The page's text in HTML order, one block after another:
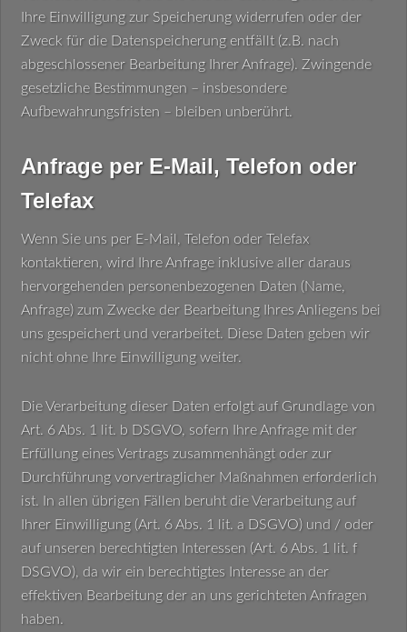
Ihre Einwilligung zur Speicherung widerrufen oder der
Zweck für die Datenspeicherung entfällt (z.B. nach
abgeschlossener Bearbeitung Ihrer Anfrage). Zwingende
gesetzliche Bestimmungen – insbesondere
Aufbewahrungsfristen – bleiben unberührt.
Anfrage per E-Mail, Telefon oder
Telefax
Wenn Sie uns per E-Mail, Telefon oder Telefax
kontaktieren, wird Ihre Anfrage inklusive aller daraus
hervorgehenden personenbezogenen Daten (Name,
Anfrage) zum Zwecke der Bearbeitung Ihres Anliegens bei
uns gespeichert und verarbeitet. Diese Daten geben wir
nicht ohne Ihre Einwilligung weiter.
Die Verarbeitung dieser Daten erfolgt auf Grundlage von
Art. 6 Abs. 1 lit. b DSGVO, sofern Ihre Anfrage mit der
Erfüllung eines Vertrags zusammenhängt oder zur
Durchführung vorvertraglicher Maßnahmen erforderlich
ist. In allen übrigen Fällen beruht die Verarbeitung auf
Ihrer Einwilligung (Art. 6 Abs. 1 lit. a DSGVO) und / oder
auf unseren berechtigten Interessen (Art. 6 Abs. 1 lit. f
DSGVO), da wir ein berechtigtes Interesse an der
effektiven Bearbeitung der an uns gerichteten Anfragen
haben.